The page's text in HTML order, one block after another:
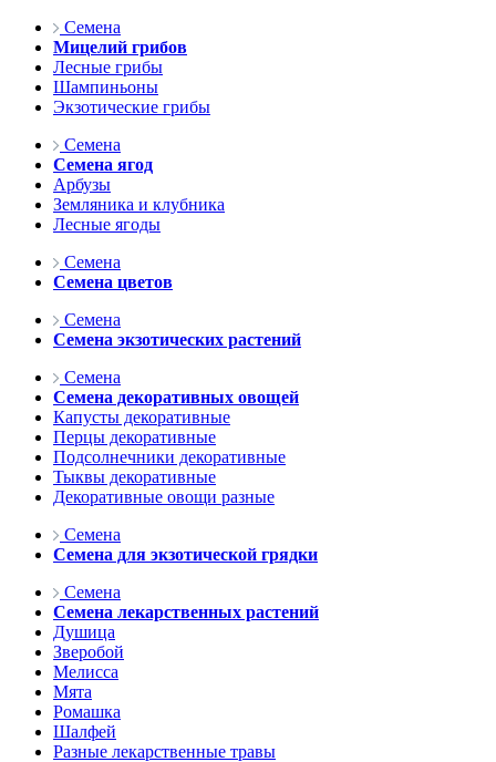
Семена
Мицелий грибов
Лесные грибы
Шампиньоны
Экзотические грибы
Семена
Семена ягод
Арбузы
Земляника и клубника
Лесные ягоды
Семена
Семена цветов
Семена
Семена экзотических растений
Семена
Семена декоративных овощей
Капусты декоративные
Перцы декоративные
Подсолнечники декоративные
Тыквы декоративные
Декоративные овощи разные
Семена
Семена для экзотической грядки
Семена
Семена лекарственных растений
Душица
Зверобой
Мелисса
Мята
Ромашка
Шалфей
Разные лекарственные травы